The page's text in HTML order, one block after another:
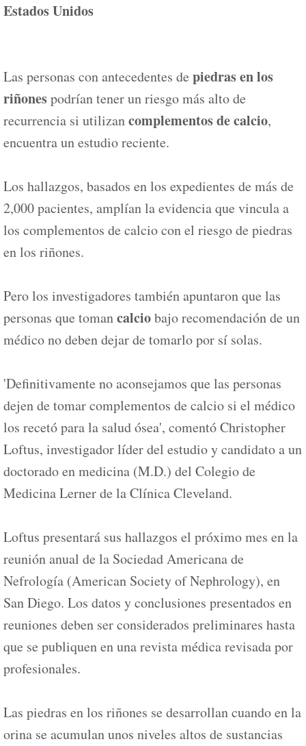
Estados Unidos
Las personas con antecedentes de piedras en los
riñonespodrían tener un riesgo más alto de
recurrencia si utilizancomplementos de calcio,
encuentra un estudio reciente.
Los hallazgos, basados en los expedientes de más de
2,000 pacientes, amplían la evidencia que vincula a
los complementos de calcio con el riesgo de piedras
en los riñones.
Pero los investigadores también apuntaron que las
personas que tomancalciobajo recomendación de un
médico no deben dejar de tomarlo por sí solas.
'Definitivamente no aconsejamos que las personas
dejen de tomar complementos de calcio si el médico
los recetó para la salud ósea', comentó Christopher
Loftus, investigador líder del estudio y candidato a un
doctorado en medicina (M.D.) del Colegio de
Medicina Lerner de la Clínica Cleveland.
Loftus presentará sus hallazgos el próximo mes en la
reunión anual de la Sociedad Americana de
Nefrología (American Society of Nephrology), en
San Diego. Los datos y conclusiones presentados en
reuniones deben ser considerados preliminares hasta
que se publiquen en una revista médica revisada por
profesionales.
Las piedras en los riñones se desarrollan cuando en la
orina se acumulan unos niveles altos de sustancias